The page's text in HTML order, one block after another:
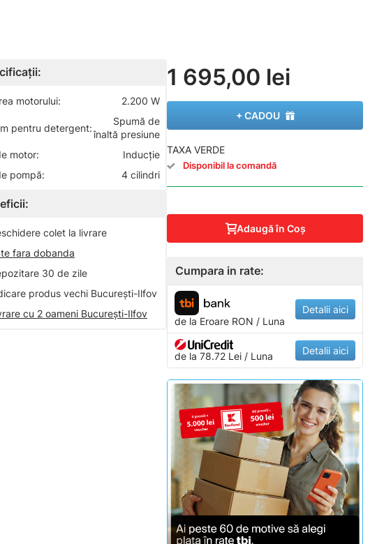
motorului: 2.200 W
pentru detergent:
Spumă de
înaltă presiune
motor:
Inducţie
pompă:
4 cilindri
colet la livrare
fara dobanda
30 de zile
produs vechi București-Ilfov
cu 2 oameni București-Ilfov
1 695,00 lei
+ CADOU
TAXA VERDE
Disponibil la comandă
Adaugă în Coş
Cumpara in rate:
de la Eroare RON / Luna
Detalii aici
de la 78.72 Lei / Luna Detalii aici